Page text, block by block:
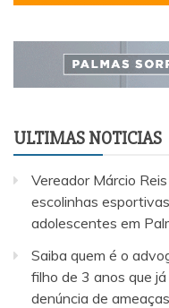
ULTIMAS NOTICIAS
Vereador Márcio
escolinhas
adolescentes em
Saiba quem é o
filho de 3 anos que
denúncia de ameaças